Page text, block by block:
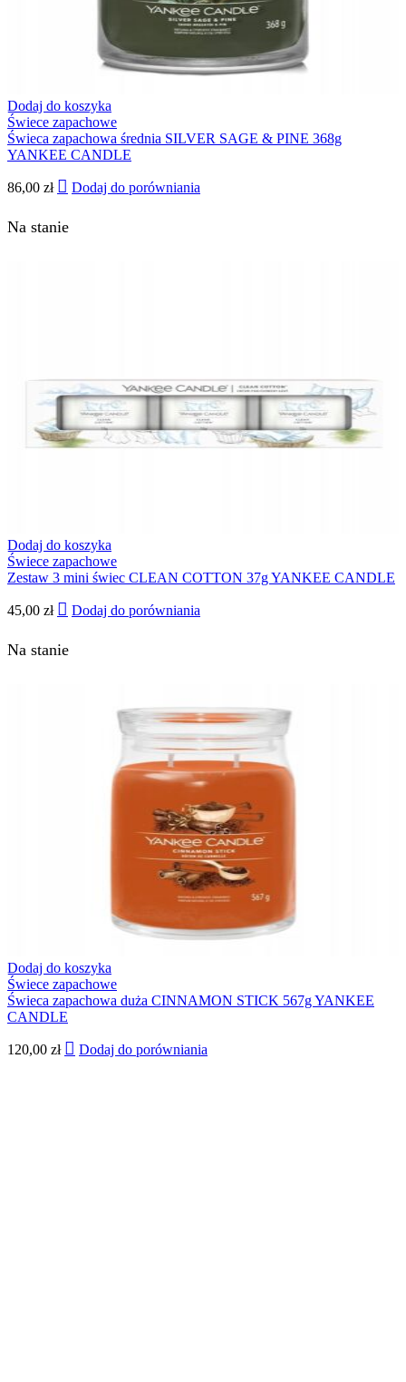
Dodaj do koszyka
Świece zapachowe
Świeca zapachowa średnia SILVER SAGE & PINE 368g
YANKEE CANDLE
86,00 zł Dodaj do porówniania
Na stanie
Dodaj do koszyka
Świece zapachowe
Zestaw 3 mini świec CLEAN COTTON 37g YANKEE CANDLE
45,00 zł Dodaj do porówniania
Na stanie
Dodaj do koszyka
Świece zapachowe
Świeca zapachowa duża CINNAMON STICK 567g YANKEE
CANDLE
120,00 zł Dodaj do porówniania